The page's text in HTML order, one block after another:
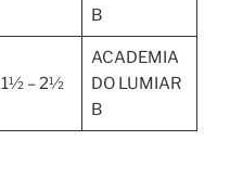
B
1½ – 2½
ACADEMIA
DO LUMIAR
B